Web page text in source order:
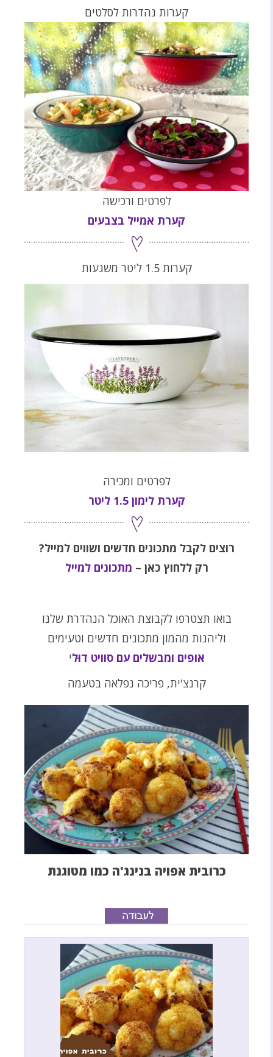
קערות נהדרות לסלטים
לפרטים ורכישה
קערת אמייל בצבעים
קערות 1.5 ליטר משגעות
לפרטים ומכירה
קערת לימון 1.5 ליטר
רוצים לקבל מתכונים חדשים ושווים למייל?
רק ללחוץ כאן – מתכונים למייל
בואו תצטרפו לקבוצת האוכל הנהדרת שלנו
וליהנות מהמון מתכונים חדשים וטעימים
אופים ומבשלים עם סוויט דוּלי
קרנצ'ית, פריכה נפלאה בטעמה
כרובית אפויה בנינג'ה כמו מטוגנת